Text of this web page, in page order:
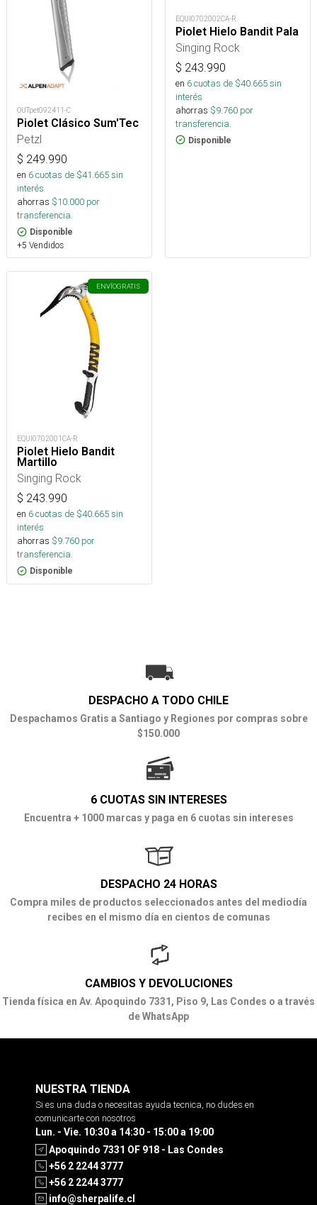
OUTpet092411-C
Piolet Clásico Sum'Tec
Petzl
$ 249.990
en 6cuotas de $41.665sin
interés
ahorras $10.000 por
transferencia.
Disponible
+5 Vendidos
EQUI0702002CA-R
Piolet Hielo Bandit Pala
Singing Rock
$ 243.990
en 6cuotas de $40.665sin
interés
ahorras $9.760 por
transferencia.
Disponible
ENVÍOGRATIS
EQUI0702001CA-R
Piolet Hielo Bandit
Martillo
Singing Rock
$ 243.990
en 6cuotas de $40.665sin
interés
ahorras $9.760 por
transferencia.
Disponible
DESPACHO A TODO CHILE
Despachamos Gratis a Santiago y Regiones por compras sobre
$150.000
6 CUOTAS SIN INTERESES
Encuentra + 1000 marcas y paga en 6 cuotas sin intereses
DESPACHO 24 HORAS
Compra miles de productos seleccionados antes del mediodía
recibes en el mismo día en cientos de comunas
CAMBIOS Y DEVOLUCIONES
Tienda física en Av. Apoquindo 7331, Piso 9, Las Condes o a través
de WhatsApp
NUESTRA TIENDA
Si es una duda o necesitas ayuda tecnica, no dudes en
comunicarte con nosotros
Lun. - Vie. 10:30 a 14:30 - 15:00 a 19:00
Apoquindo 7331 OF 918 - Las Condes
+56 2 2244 3777
+56 2 2244 3777
info@sherpalife.cl